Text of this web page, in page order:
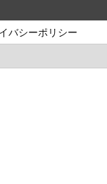
バシーポリシー